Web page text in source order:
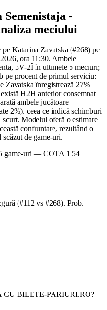
Semenistaja -
meciului
pe Katarina Zavatska (#268) pe
ora 11:30. Ambele
3V-2Î în ultimele 5 meciuri;
pe procent de primul serviciu:
Zavatska înregistrează 27%
H2H anterior consemnat
ambele jucătoare
2%), ceea ce indică schimburi
Modelul oferă o estimare
confruntare, rezultând o
de game-uri.
game-uri — COTA 1.54
(#112 vs #268). Prob.
CU BILETE-PARIURI.RO?